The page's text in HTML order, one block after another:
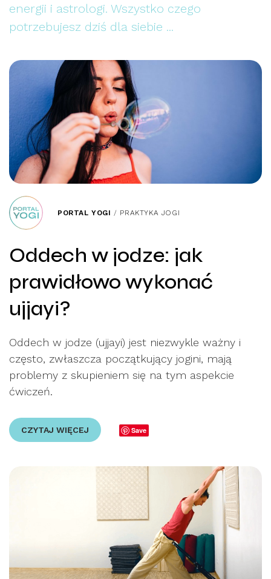
energii i astrologi. Wszystko czego
potrzebujesz dziś dla siebie ...
PORTAL YOGI / PRAKTYKA JOGI
Oddech w jodze: jak
prawidłowo wykonać
ujjayi?
Oddech w jodze (ujjayi) jest niezwykle ważny i
często, zwłaszcza początkujący jogini, mają
problemy z skupieniem się na tym aspekcie
ćwiczeń.
CZYTAJ WIĘCEJ Save